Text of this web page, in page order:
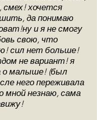
смех! хочется
да понимаю
и я не смогу
свою, что
сил нет больше!
не вариант! я
о малыше! (был
него переживала
мной незнаю, сама